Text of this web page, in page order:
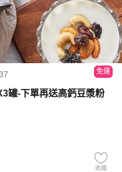
免運
罐-下單再送高鈣豆漿粉
收藏